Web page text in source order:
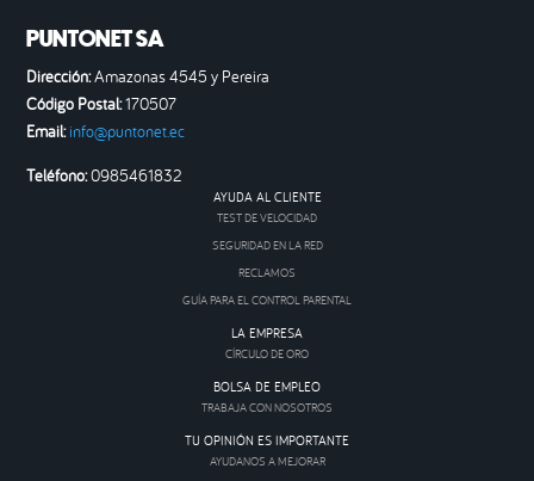
PUNTONET SA
Dirección:Amazonas 4545 y Pereira
Código Postal:170507
Email:info@puntonet.ec
Teléfono:0985461832
AYUDA AL CLIENTE
TEST DE VELOCIDAD
SEGURIDAD EN LA RED
RECLAMOS
GUÍA PARA EL CONTROL PARENTAL
LA EMPRESA
CÍRCULO DE ORO
BOLSA DE EMPLEO
TRABAJA CON NOSOTROS
TU OPINIÓN ES IMPORTANTE
AYUDANOS A MEJORAR